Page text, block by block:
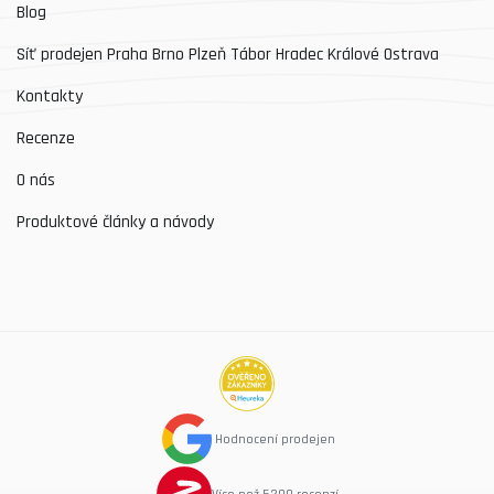
Blog
Síť prodejen Praha Brno Plzeň Tábor Hradec Králové Ostrava
Kontakty
Recenze
O nás
Produktové články a návody
Hodnocení prodejen